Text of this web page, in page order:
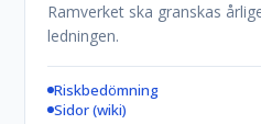
Ramverket ska granskas
ledningen.
Riskbedömning
Sidor (wiki)